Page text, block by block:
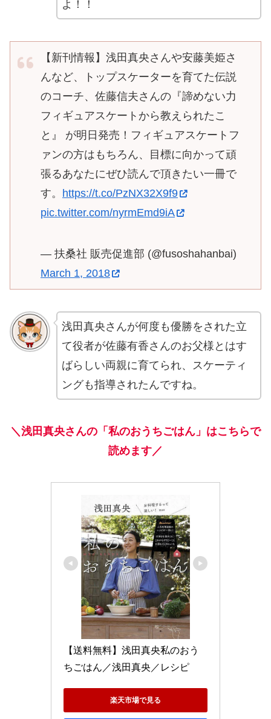
よ！！
【新刊情報】浅田真央さんや安藤美姫さ
んなど、トップスケーターを育てた伝説
のコーチ、佐藤信夫さんの『諦めない力
フィギュアスケートから教えられたこ
と』 が明日発売！フィギュアスケートフ
ァンの方はもちろん、目標に向かって頑
張るあなたにぜひ読んで頂きたい一冊で
す。 https://t.co/PzNX32X9f9
pic.twitter.com/nyrmEmd9iA
— 扶桑社 販売促進部 (@fusoshahanbai)
March 1, 2018
浅田真央さんが何度も優勝をされた立
て役者が佐藤有香さんのお父様とはす
ばらしい両親に育てられ、スケーティ
ングも指導されたんですね。
＼浅田真央さんの 「 私のおうちごはん」はこちらで
読めます／
【送料無料】浅田真央私のおう
ちごはん／浅田真央／レシピ
楽天市場で見る